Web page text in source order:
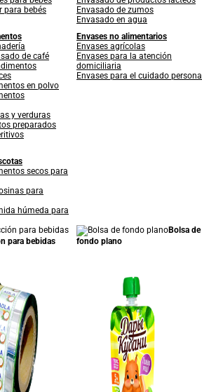
para bebés
Envasado de zumos
Envasado en agua
de café
en polvo
y verduras
preparados
Envases no alimentarios
Envases agrícolas
Envases para la atención
domiciliaria
Envases para el cuidado
secos para
para
húmeda para
para bebidas
Bolsa de
fondo plano